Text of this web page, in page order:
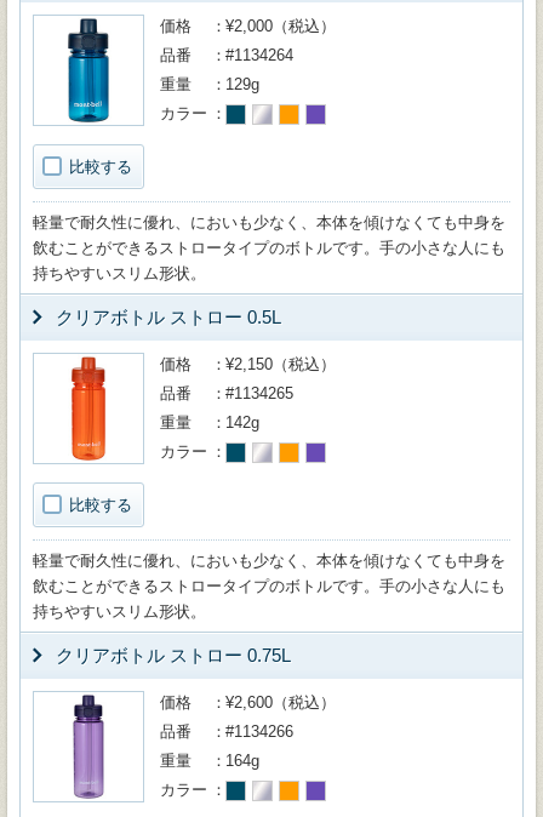
比較する
価格
¥2,000（税込）
品番
#1134264
重量
129g
カラー
軽量で耐久性に優れ、においも少なく、本体を傾けなくても中身を
飲むことができるストロータイプのボトルです。手の小さな人にも
持ちやすいスリム形状。
クリアボトル ストロー 0.5L
比較する
価格
¥2,150（税込）
品番
#1134265
重量
142g
カラー
軽量で耐久性に優れ、においも少なく、本体を傾けなくても中身を
飲むことができるストロータイプのボトルです。手の小さな人にも
持ちやすいスリム形状。
クリアボトル ストロー 0.75L
価格
¥2,600（税込）
品番
#1134266
重量
164g
カラー